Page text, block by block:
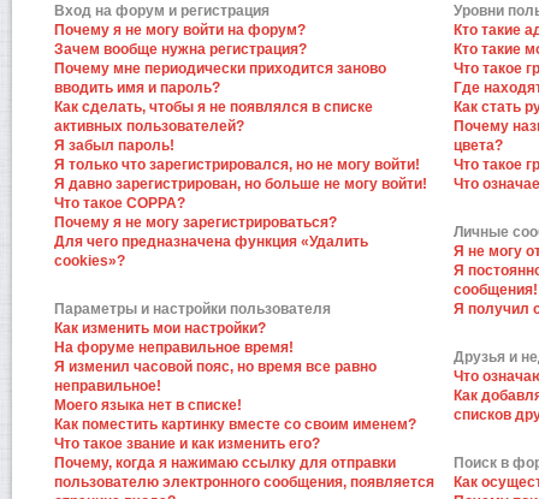
Вход на форум и регистрация
Почему я не могу войти на форум?
Зачем вообще нужна регистрация?
Почему мне периодически приходится заново
вводить имя и пароль?
Как сделать, чтобы я не появлялся в списке
активных пользователей?
Я забыл пароль!
Я только что зарегистрировался, но не могу войти!
Я давно зарегистрирован, но больше не могу войти!
Что такое COPPA?
Почему я не могу зарегистрироваться?
Для чего предназначена функция «Удалить
cookies»?
Параметры и настройки пользователя
Как изменить мои настройки?
На форуме неправильное время!
Я изменил часовой пояс, но время все равно
неправильное!
Моего языка нет в списке!
Как поместить картинку вместе со своим именем?
Что такое звание и как изменить его?
Почему, когда я нажимаю ссылку для отправки
пользователю электронного сообщения, появляется
Уровни
Кто такие
Кто такие
Что такое
Где
Как стать
Почему
цвета?
Что такое
Что
Личные
Я не могу
Я
сообщения!
Я получил
Друзья и
Что
Как
списков
Поиск в
Как